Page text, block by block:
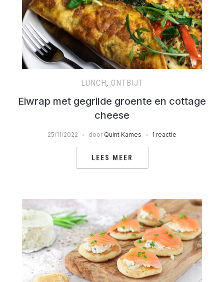
LUNCH, ONTBIJT
Eiwrap met gegrilde groente en cottage
cheese
25/11/2022 door Quint Kames 1 reactie
LEES MEER